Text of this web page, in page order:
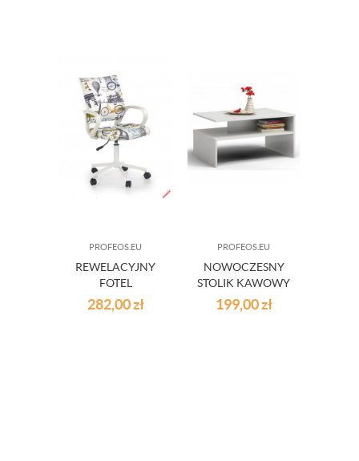
PROFEOS.EU
REWELACYJNY
FOTEL
MŁODZIEŻOWY
FLY
282,00zł
PROFEOS.EU
NOWOCZESNY
STOLIK KAWOWY
MEDEO - BIAŁY
199,00zł